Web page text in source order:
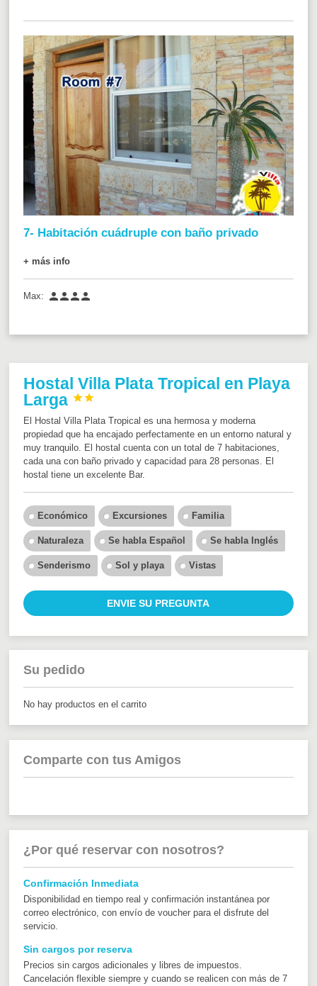
7- Habitación cuádruple con baño privado
+ más info
Max: 
Hostal Villa Plata Tropical en Playa
Larga


El Hostal Villa Plata Tropical es una hermosa y moderna
propiedad que ha encajado perfectamente en un entorno natural y
muy tranquilo. El hostal cuenta con un total de 7 habitaciones,
cada una con baño privado y capacidad para 28 personas. El
hostal tiene un excelente Bar.
Económico Excursiones Familia
Naturaleza Se habla Español Se habla Inglés
Senderismo Sol y playa Vistas
ENVIE SU PREGUNTA
Su pedido
No hay productos en el carrito
Comparte con tus Amigos
¿Por qué reservar con nosotros?
Confirmación Inmediata
Disponibilidad en tiempo real y confirmación instantánea por
correo electrónico, con envío de voucher para el disfrute del
servicio.
Sin cargos por reserva
Precios sin cargos adicionales y libres de impuestos.
Cancelación flexible siempre y cuando se realicen con más de 7